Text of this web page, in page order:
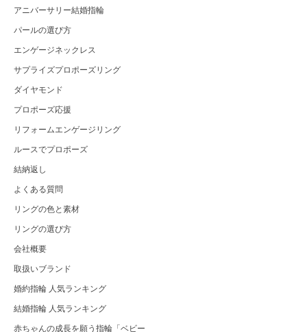
アニバーサリー結婚指輪
パールの選び方
エンゲージネックレス
サプライズプロポーズリング
ダイヤモンド
プロポーズ応援
リフォームエンゲージリング
ルースでプロポーズ
結納返し
よくある質問
リングの色と素材
リングの選び方
会社概要
取扱いブランド
婚約指輪 人気ランキング
結婚指輪 人気ランキング
赤ちゃんの成長を願う指輪「ベビー